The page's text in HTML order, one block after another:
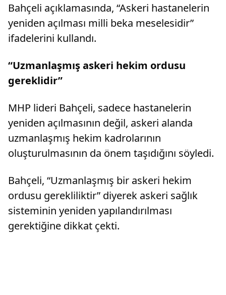
Bahçeli açıklamasında, “Askeri hastanelerin
yeniden açılması milli beka meselesidir”
ifadelerini kullandı.
“Uzmanlaşmış askeri hekim ordusu
gereklidir”
MHP lideri Bahçeli, sadece hastanelerin
yeniden açılmasının değil, askeri alanda
uzmanlaşmış hekim kadrolarının
oluşturulmasının da önem taşıdığını söyledi.
Bahçeli, “Uzmanlaşmış bir askeri hekim
ordusu gerekliliktir” diyerek askeri sağlık
sisteminin yeniden yapılandırılması
gerektiğine dikkat çekti.